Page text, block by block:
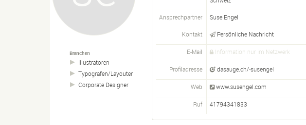
Branchen
Illustratoren
Typografen/Layouter
Corporate Designer
Ansprechpartner Suse Engel
Kontakt Persönliche Nachricht
E-Mail Information nur im Netzwerk
Profiladresse dasauge.ch/-susengel
Web www.susengel.com
Ruf 41794341833